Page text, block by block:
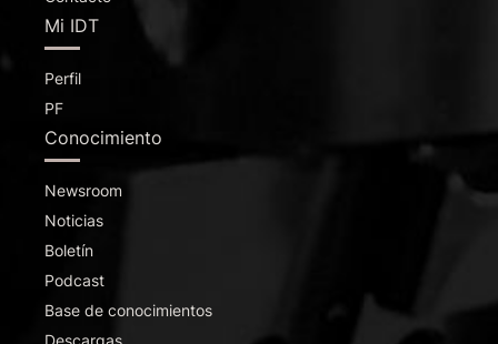
Mi IDT
Perfil
PF
Conocimiento
Newsroom
Noticias
Boletín
Podcast
Base de conocimientos
Descargas